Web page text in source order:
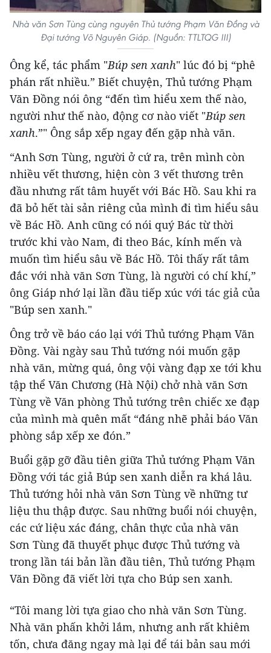
Nhà văn Sơn Tùng cùng nguyên Thủ tướng Phạm Văn Đồng và
Đại tướng Võ Nguyên Giáp. (Nguồn: TTLTQG III)
Ông kể, tác phẩm "Búp sen xanh" lúc đó bị “phê
phán rất nhiều.” Biết chuyện, Thủ tướng Phạm
Văn Đồng nói ông “đến tìm hiểu xem thế nào,
người như thế nào, động cơ nào viết "Búp sen
xanh.”" Ông sắp xếp ngay đến gặp nhà văn.
“Anh Sơn Tùng, người ở cứ ra, trên mình còn
nhiều vết thương, hiện còn 3 vết thương trên
đầu nhưng rất tâm huyết với Bác Hồ. Sau khi ra
đã bỏ hết tài sản riêng của mình đi tìm hiểu sâu
về Bác Hồ. Anh cũng có nói quý Bác từ thời
trước khi vào Nam, đi theo Bác, kính mến và
muốn tìm hiểu sâu về Bác Hồ. Tôi thấy rất tâm
đắc với nhà văn Sơn Tùng, là người có chí khí,”
ông Giáp nhớ lại lần đầu tiếp xúc với tác giả của
"Búp sen xanh."
Ông trở về báo cáo lại với Thủ tướng Phạm Văn
Đồng. Vài ngày sau Thủ tướng nói muốn gặp
nhà văn, mừng quá, ông vội vàng đạp xe tới khu
tập thể Văn Chương (Hà Nội) chở nhà văn Sơn
Tùng về Văn phòng Thủ tướng trên chiếc xe đạp
của mình mà quên mất “đáng nhẽ phải báo Văn
phòng sắp xếp xe đón.”
Buổi gặp gỡ đầu tiên giữa Thủ tướng Phạm Văn
Đồng với tác giả Búp sen xanh diễn ra khá lâu.
Thủ tướng hỏi nhà văn Sơn Tùng về những tư
liệu thu thập được. Sau những buổi nói chuyện,
các cứ liệu xác đáng, chân thực của nhà văn
Sơn Tùng đã thuyết phục được Thủ tướng và
trong lần tái bản lần đầu tiên, Thủ tướng Phạm
Văn Đồng đã viết lời tựa cho Búp sen xanh.
“Tôi mang lời tựa giao cho nhà văn Sơn Tùng.
Nhà văn phấn khởi lắm, nhưng anh rất khiêm
tốn, chưa đăng ngay mà lại để tái bản sau mới